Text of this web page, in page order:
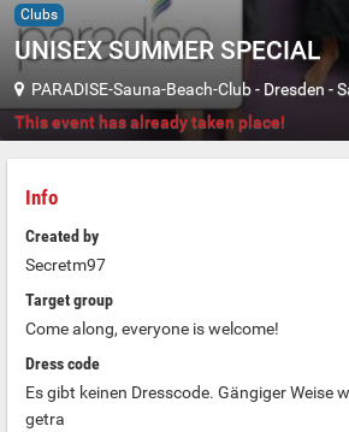
Clubs
UNISEX SUMMER SPECIAL
PARADISE-Sauna-Beach-Club- Dresden -
This event has already taken place!
Info
Created by
Secretm97
Target group
Come along, everyone is welcome!
Dress code
Es gibt keinen Dresscode. Gängiger Weise
getra